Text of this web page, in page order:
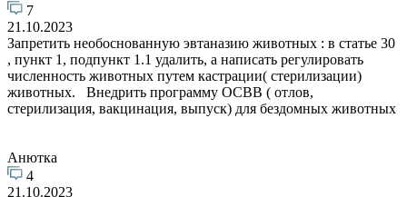
7
21.10.2023
Запретить необоснованную эвтаназию животных : в статье 30
, пункт 1, подпункт 1.1 удалить, а написать регулировать
численность животных путем кастрации( стерилизации)
животных. Внедрить программу ОСВВ ( отлов,
стерилизация, вакцинация, выпуск) для бездомных животных
Анютка
4
21.10.2023